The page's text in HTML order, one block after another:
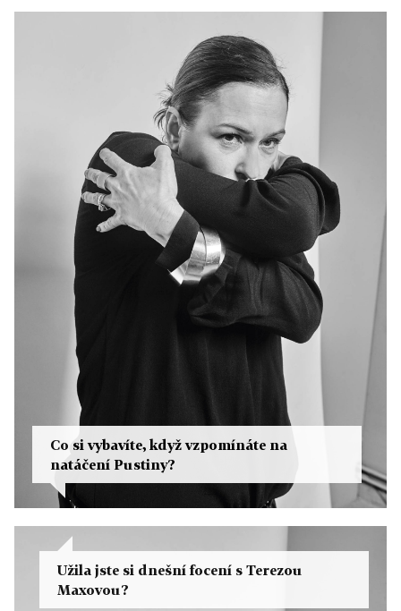
Co si vybavíte, když vzpomínáte na
natáčení Pustiny?
Užila jste si dnešní focení s Terezou
Maxovou?